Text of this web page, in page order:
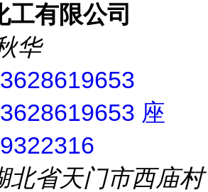
工有限公司
华
座
北省天门市西庙村